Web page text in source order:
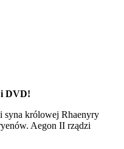
DVD!
syna królowej Rhaenyry
Aegon II rządzi